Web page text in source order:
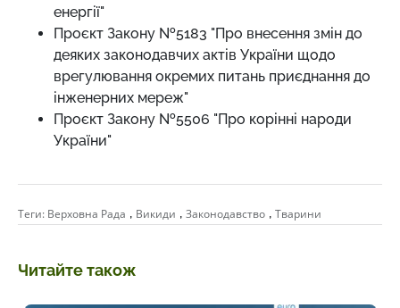
енергії"
Проєкт Закону №5183 "Про внесення змін до
деяких законодавчих актів України щодо
врегулювання окремих питань приєднання до
інженерних мереж"
Проєкт Закону №5506 "Про корінні народи
України"
Теги: Верховна Рада , Викиди , Законодавство , Тварини
Читайте також